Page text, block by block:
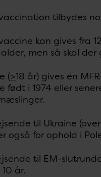
tilbydes
kan gives fra
men så skal
(>18 år) gives én
født i 1974 eller
til Ukraine
også for ophold i
til EM-
år.